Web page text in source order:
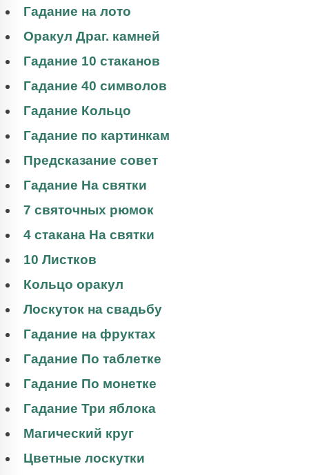
Гадание на лото
Оракул Драг. камней
Гадание 10 стаканов
Гадание 40 символов
Гадание Кольцо
Гадание по картинкам
Предсказание совет
Гадание На святки
7 святочных рюмок
4 стакана На святки
10 Листков
Кольцо оракул
Лоскуток на свадьбу
Гадание на фруктах
Гадание По таблетке
Гадание По монетке
Гадание Три яблока
Магический круг
Цветные лоскутки